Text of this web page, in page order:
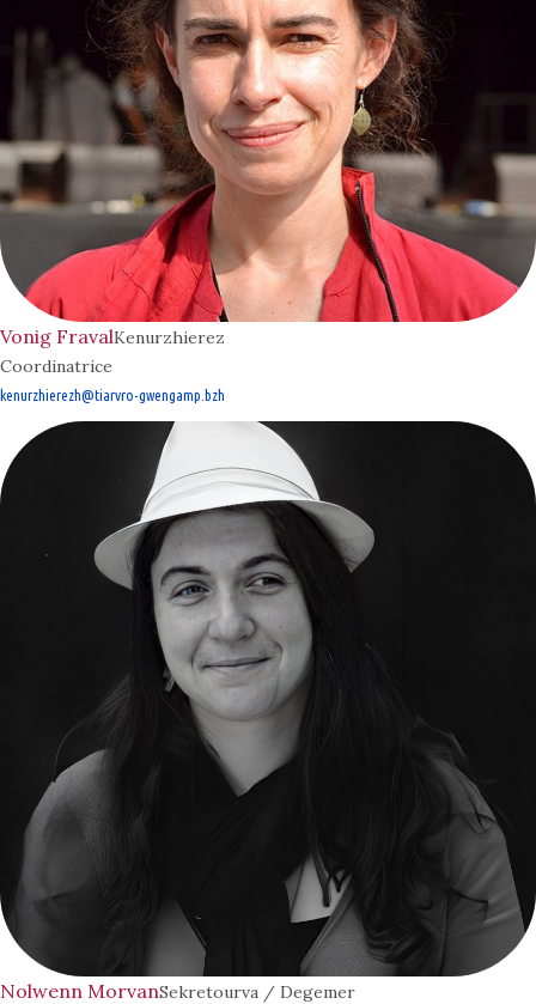
Vonig FravalKenurzhierez
Coordinatrice
kenurzhierezh@tiarvro-gwengamp.bzh
Nolwenn MorvanSekretourva / Degemer